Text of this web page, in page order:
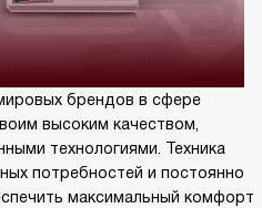
брендов в сфере
высоким качеством,
технологиями. Техника
потребностей и постоянно
максимальный комфорт